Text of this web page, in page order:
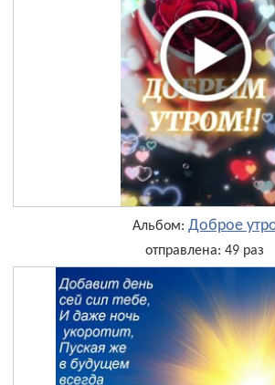
Альбом: Доброе
отправлена: 49 раз